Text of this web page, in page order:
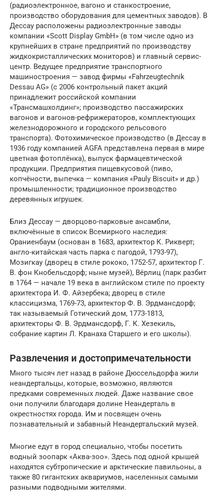
(радиоэлектронное, вагоно и станкостроение,
производство оборудования для цементных заводов). В
Дессау расположены радиоэлектронные заводы
компании «Scott Display GmbH» (в том числе одно из
крупнейших в стране предприятий по производству
жидкокристаллических мониторов) и главный сервис-
центр. Ведущее предприятие транспортного
машиностроения — завод фирмы «Fahrzeugtechnik
Dessau AG» (с 2006 контрольный пакет акций
принадлежит российской компании
«Трансмашхолдинг»; производство пассажирских
вагонов и вагонов-рефрижераторов, комплектующих
железнодорожного и городского рельсового
транспорта). Фотохимическое производство (в Дессау в
1936 году компанией AGFA представлена первая в мире
цветная фотоплёнка), выпуск фармацевтической
продукции. Предприятия пищевкусовой (пиво,
копчёности, выпечка — компания «Pauly Biscuit» и др.)
промышленности; традиционное производство
деревянных игрушек.
Близ Дессау — дворцово-парковые ансамбли,
включённые в список Всемирного наследия:
Ораниенбаум (основан в 1683, архитектор К. Рикверт;
англо-китайская часть парка с пагодой, 1793-97),
Мозигкау (дворец в стиле рококо, 1752-57, архитектор Г.
В. фон Кнобельсдорф; ныне музей), Вёрлиц (парк разбит
в 1764 — начале 19 века в английском стиле по проекту
архитектора И. Ф. Айзербека; дворец в стиле
классицизма, 1769-73, архитектор Ф. В. Эрдмансдорф;
так называемый Готический дом, 1773-1813,
архитекторы Ф. В. Эрдмансдорф, Г. К. Хезекиль,
собрание картин Л. Кранаха Старшего и его школы).
Развлечения и достопримечательности
Много тысяч лет назад в районе Дюссельдорфа жили
неандертальцы, которые, возможно, являются
предками современных людей. Даже название свое
они получили благодаря долине Неандерталь в
окрестностях города. Им и посвящен очень
познавательный и забавный Неандертальский музей.
Многие едут в город специально, чтобы посетить
водный зоопарк «Аква-зоо». Здесь под одной крышей
находятся субтропические и арктические павильоны, а
также 80 гигантских аквариумов, населенных самыми
разными подводными жителями.